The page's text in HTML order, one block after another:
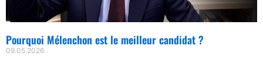
Pourquoi Mélenchon est le meilleur candidat ?
09.05.2026